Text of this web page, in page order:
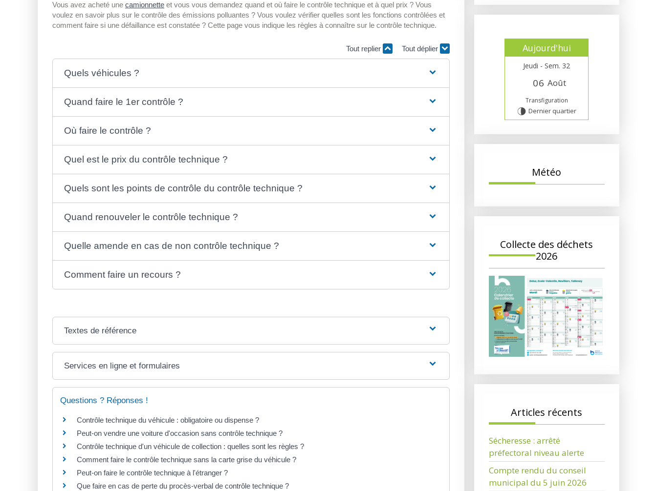
Vous avez acheté une camionnette et vous vous demandez quand et où faire le contrôle technique et à quel prix ? Vous
voulez en savoir plus sur le contrôle des émissions polluantes ? Vous voulez vérifier quelles sont les fonctions contrôlées et
comment faire si une défaillance est constatée ? Cette page vous indique les règles à connaître sur le contrôle technique.
Tout replier Tout déplier
Quels véhicules ?
Quand faire le 1er contrôle ?
Où faire le contrôle ?
Quel est le prix du contrôle technique ?
Quels sont les points de contrôle du contrôle technique ?
Quand renouveler le contrôle technique ?
Quelle amende en cas de non contrôle technique ?
Comment faire un recours ?
Textes de référence
Services en ligne et formulaires
Questions ? Réponses !
Contrôle technique du véhicule : obligatoire ou dispense ?
Peut-on vendre une voiture d'occasion sans contrôle technique ?
Contrôle technique d'un véhicule de collection : quelles sont les règles ?
Comment faire le contrôle technique sans la carte grise du véhicule ?
Peut-on faire le contrôle technique à l'étranger ?
Que faire en cas de perte du procès-verbal de contrôle technique ?
Aujourd'hui
Jeudi - Sem. 32
06 Août
Transfiguration
U Dernier quartier
Météo
Collecte des déchets
2026
Articles récents
Sécheresse : arrêté
préfectoral niveau alerte
Compte rendu du conseil
municipal du 5 juin 2026